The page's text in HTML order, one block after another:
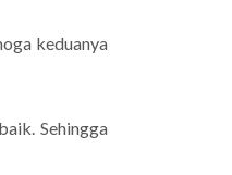
keduanya
Sehingga